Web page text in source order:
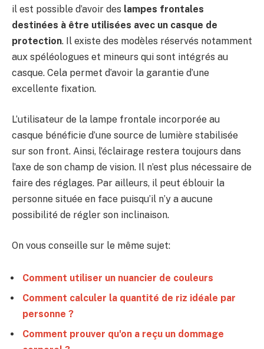
il est possible d’avoir des lampes frontales
destinées à être utilisées avec un casque de
protection. Il existe des modèles réservés notamment
aux spéléologues et mineurs qui sont intégrés au
casque. Cela permet d’avoir la garantie d’une
excellente fixation.
L’utilisateur de la lampe frontale incorporée au
casque bénéficie d’une source de lumière stabilisée
sur son front. Ainsi, l’éclairage restera toujours dans
l’axe de son champ de vision. Il n’est plus nécessaire de
faire des réglages. Par ailleurs, il peut éblouir la
personne située en face puisqu’il n’y a aucune
possibilité de régler son inclinaison.
On vous conseille sur le même sujet:
Comment utiliser un nuancier de couleurs
Comment calculer la quantité de riz idéale par
personne ?
Comment prouver qu'on a reçu un dommage